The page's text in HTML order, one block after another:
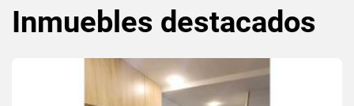
Inmuebles destacados